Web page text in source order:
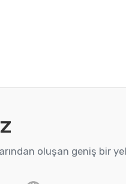
oluşan geniş bir